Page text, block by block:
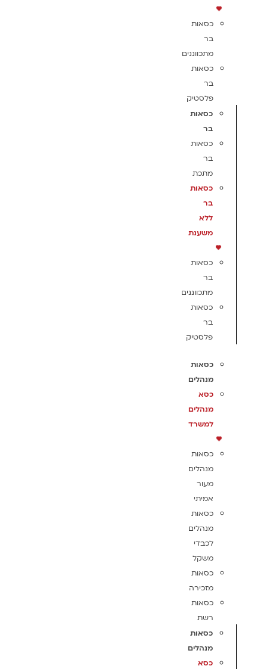
כסאות
בר
מתכווננים
כסאות
בר
פלסטיק
כסאות
בר
כסאות
בר
מתכת
כסאות
בר
ללא
משענת
כסאות
בר
מתכווננים
כסאות
בר
פלסטיק
כסאות
מנהלים
כסא
מנהלים
למשרד
כסאות
מנהלים
מעור
אמיתי
כסאות
מנהלים
לכבדי
משקל
כסאות
מזכירה
כסאות
רשת
כסאות
מנהלים
כסא